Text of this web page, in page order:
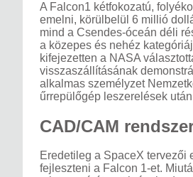
A Falcon1 kétfokozatú,
emelni, körülbelül 6 millió
mind a Csendes-óceán déli
a közepes és nehéz
kifejezetten a NASA
visszaszállításának
alkalmas személyzet
űrrepülőgép leszerelések
CAD/CAM
Eredetileg a SpaceX tervezői
fejleszteni a Falcon 1-et.